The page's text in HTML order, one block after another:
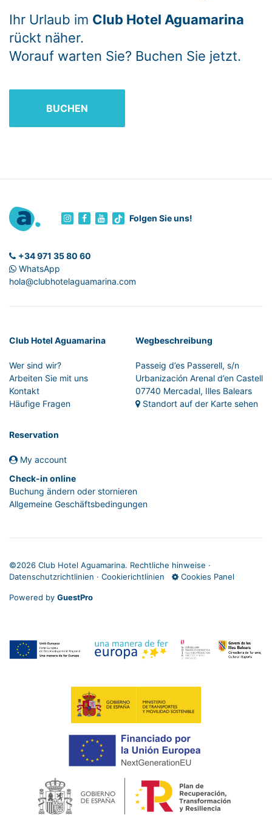
Ihr Urlaub im Club Hotel Aguamarina
rückt näher.
Worauf warten Sie? Buchen Sie jetzt.
BUCHEN
Folgen Sie uns!
+34 971 35 80 60
WhatsApp
hola@clubhotelaguamarina.com
Club Hotel Aguamarina
Wer sind wir?
Arbeiten Sie mit uns
Kontakt
Häufige Fragen
Wegbeschreibung
Passeig d’es Passerell, s/n
Urbanización Arenal d’en Castell
07740 Mercadal, Illes Balears
Standort auf der Karte sehen
Reservation
My account
Check-in online
Buchung ändern oder stornieren
Allgemeine Geschäftsbedingungen
©2026 Club Hotel Aguamarina. Rechtliche hinweise ·
Datenschutzrichtlinien · Cookierichtlinien Cookies Panel
Powered by GuestPro